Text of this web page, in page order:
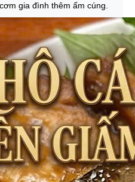
gia đình thêm ấm cúng.